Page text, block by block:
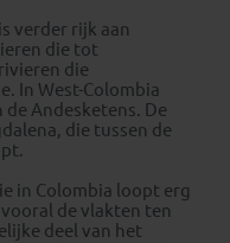
verder rijk aan
die tot
die
In West-Colombia
de Andesketens. De
die tussen de
in Colombia loopt erg
de vlakten ten
deel van het